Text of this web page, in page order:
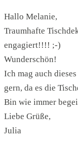
Hallo Melanie,
Traumhafte
engagiert!!!! ;-)
Wunderschön!
Ich mag auch
gern, da es die
Bin wie immer
Liebe Grüße,
Julia